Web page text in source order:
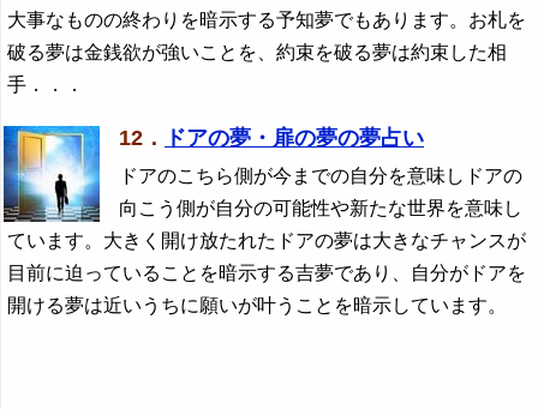
大事なものの終わりを暗示する予知夢でもあります。お札を
破る夢は金銭欲が強いことを、約束を破る夢は約束した相
手．．．
12． ドアの夢・扉の夢の夢占い
ドアのこちら側が今までの自分を意味しドアの
向こう側が自分の可能性や新たな世界を意味し
ています。大きく開け放たれたドアの夢は大きなチャンスが
目前に迫っていることを暗示する吉夢であり、自分がドアを
開ける夢は近いうちに願いが叶うことを暗示しています。